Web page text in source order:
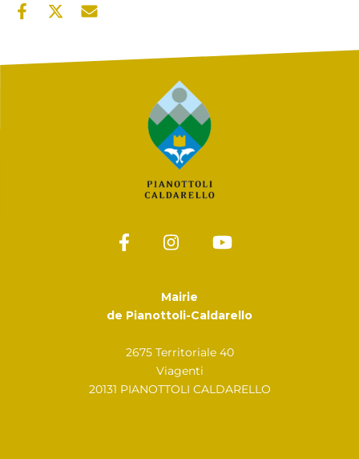
Mairie
de Pianottoli-Caldarello
2675 Territoriale 40
Viagenti
20131 PIANOTTOLI CALDARELLO